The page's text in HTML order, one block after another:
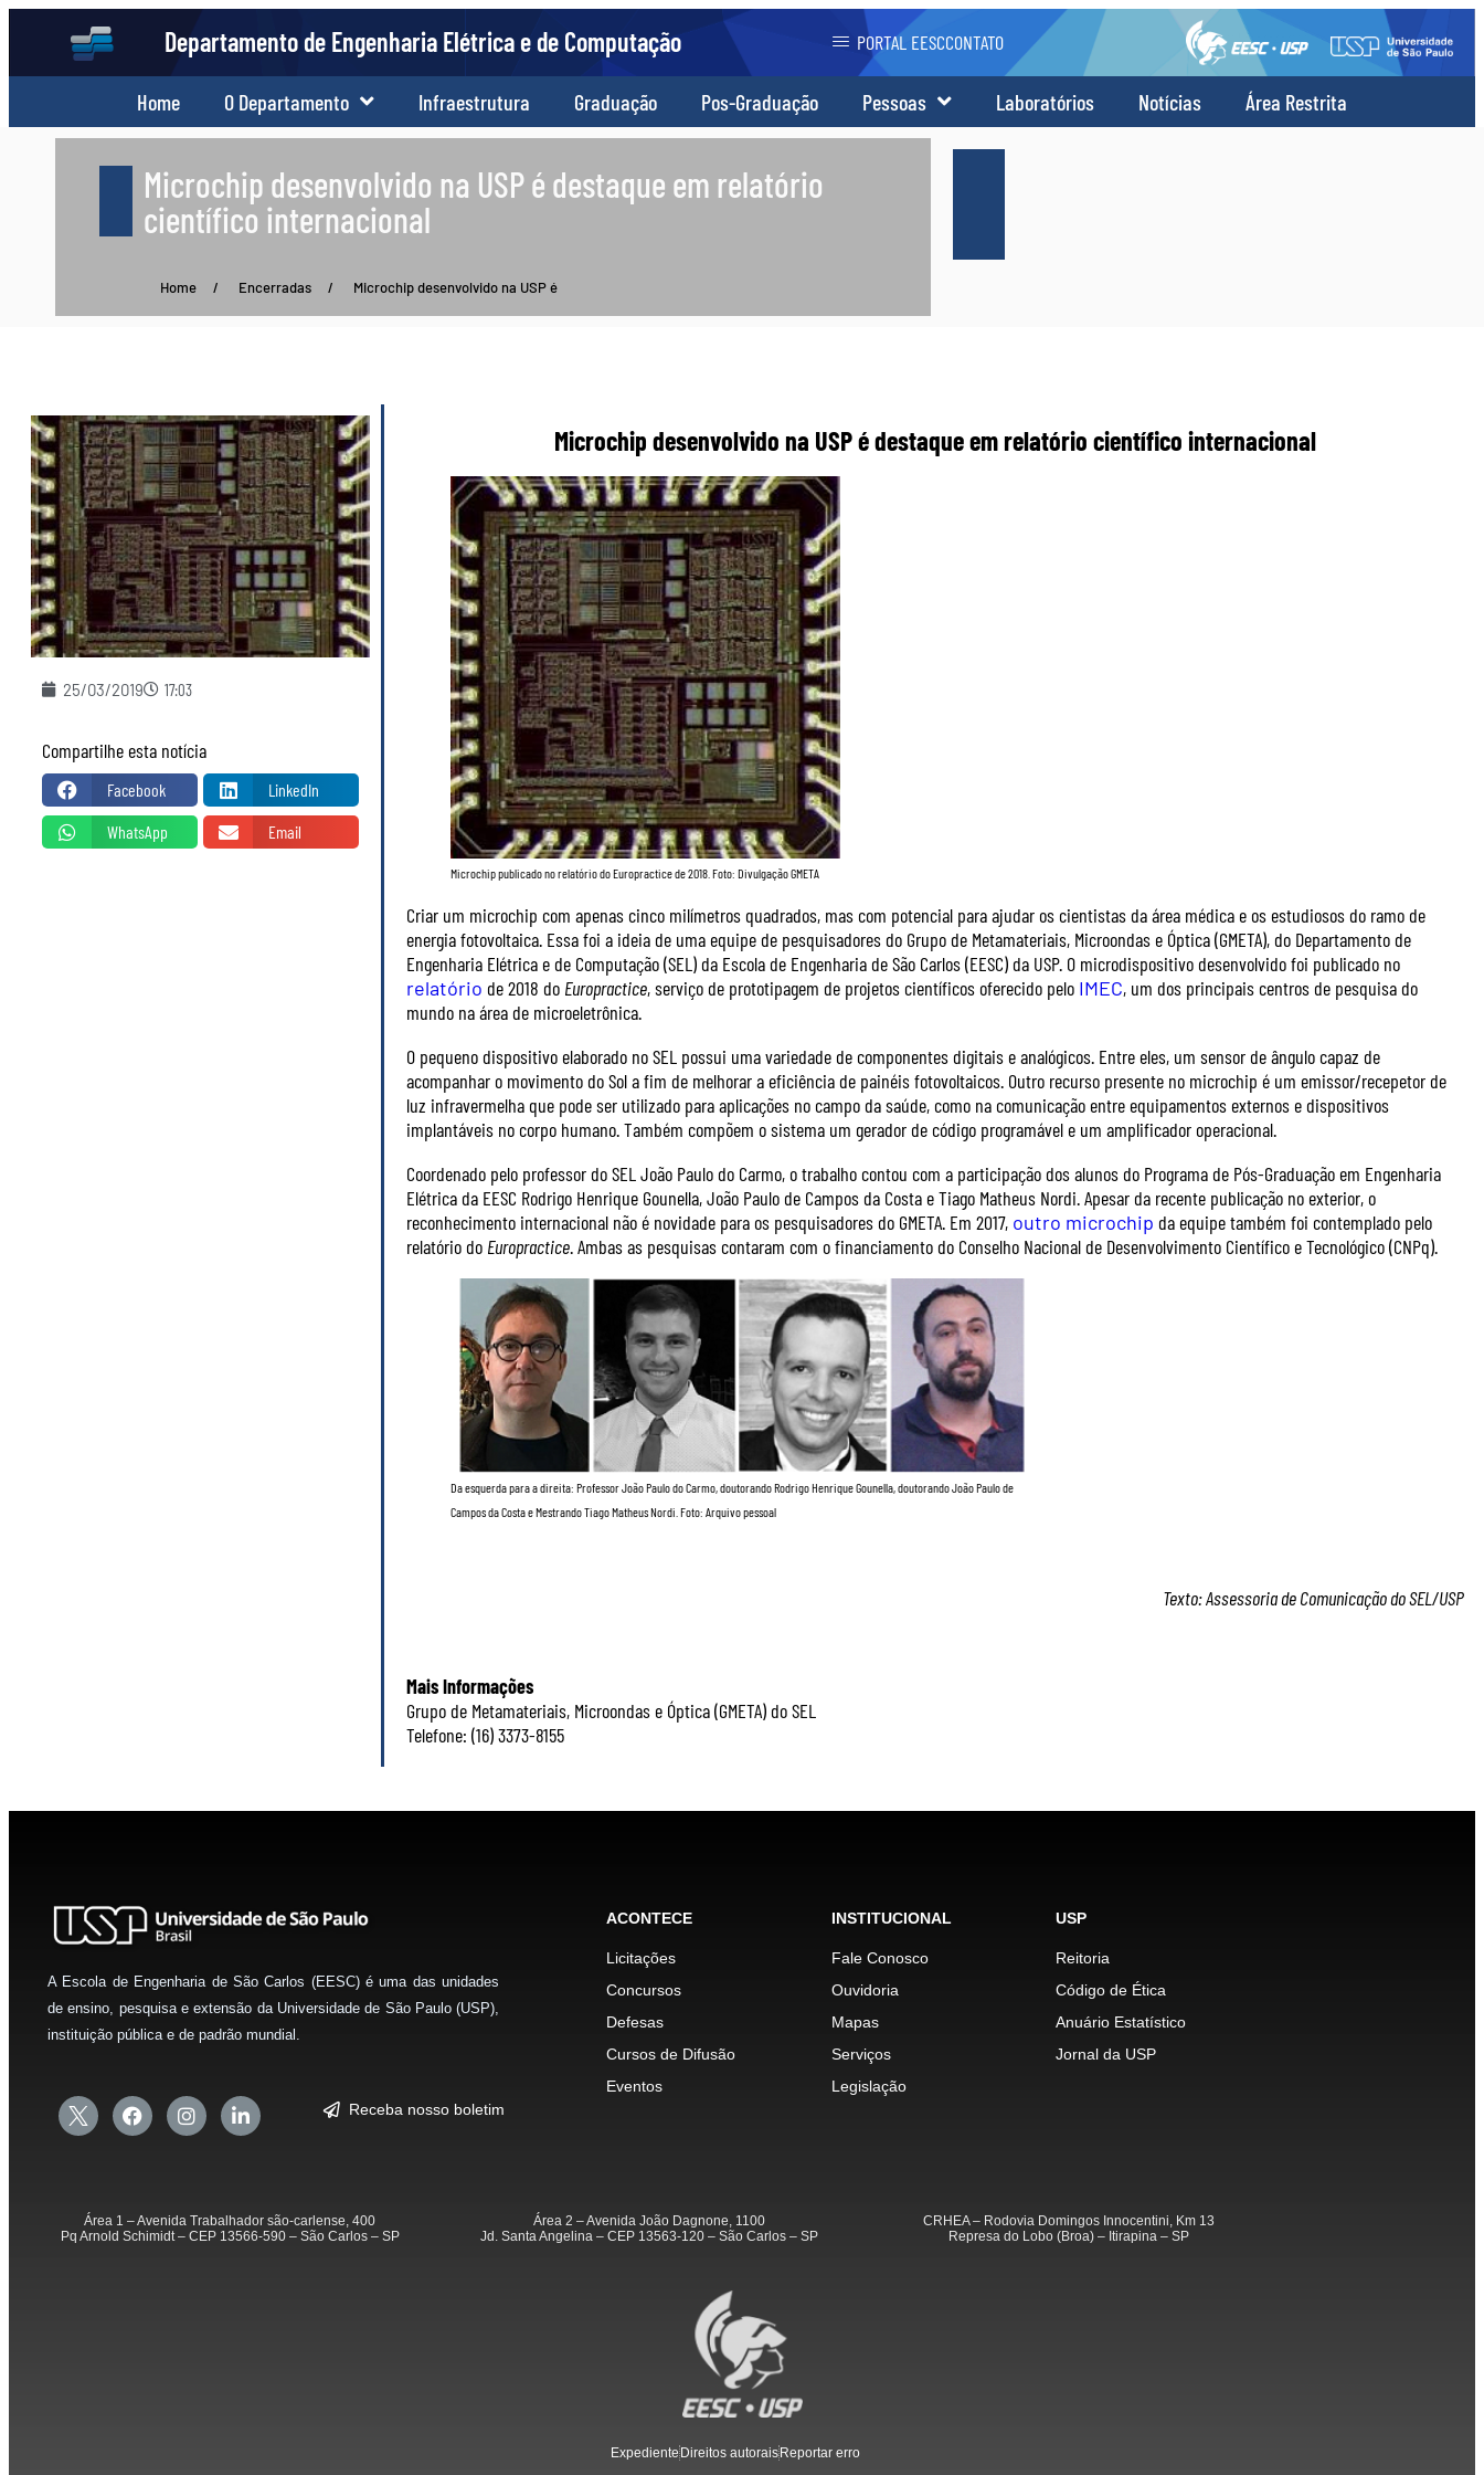
Departamento de Engenharia Elétrica e de Computação PORTAL EESCCONTATO
Home O Departamento Infraestrutura Graduação Pos-Graduação Pessoas Laboratórios Notícias Área Restrita
Microchip desenvolvido na USP é destaque em relatório
científico internacional
Home / Encerradas / Microchip desenvolvido na USP é
25/03/2019 17:03
Compartilhe esta notícia
Facebook
LinkedIn
WhatsApp
Email
Microchip desenvolvido na USP é destaque em relatório científico internacional
Microchip publicado no relatório do Europractice de 2018. Foto: Divulgação GMETA
Criar um microchip com apenas cinco milímetros quadrados, mas com potencial para ajudar os cientistas da área médica e os estudiosos do ramo de
energia fotovoltaica. Essa foi a ideia de uma equipe de pesquisadores do Grupo de Metamateriais, Microondas e Óptica (GMETA), do Departamento de
Engenharia Elétrica e de Computação (SEL) da Escola de Engenharia de São Carlos (EESC) da USP. O microdispositivo desenvolvido foi publicado no
relatório de 2018 do Europractice, serviço de prototipagem de projetos científicos oferecido pelo IMEC, um dos principais centros de pesquisa do
mundo na área de microeletrônica.
O pequeno dispositivo elaborado no SEL possui uma variedade de componentes digitais e analógicos. Entre eles, um sensor de ângulo capaz de
acompanhar o movimento do Sol a fim de melhorar a eficiência de painéis fotovoltaicos. Outro recurso presente no microchip é um emissor/recepetor de
luz infravermelha que pode ser utilizado para aplicações no campo da saúde, como na comunicação entre equipamentos externos e dispositivos
implantáveis no corpo humano. Também compõem o sistema um gerador de código programável e um amplificador operacional.
Coordenado pelo professor do SEL João Paulo do Carmo, o trabalho contou com a participação dos alunos do Programa de Pós-Graduação em Engenharia
Elétrica da EESC Rodrigo Henrique Gounella, João Paulo de Campos da Costa e Tiago Matheus Nordi. Apesar da recente publicação no exterior, o
reconhecimento internacional não é novidade para os pesquisadores do GMETA. Em 2017, outro microchip da equipe também foi contemplado pelo
relatório do Europractice. Ambas as pesquisas contaram com o financiamento do Conselho Nacional de Desenvolvimento Científico e Tecnológico (CNPq).
Da esquerda para a direita: Professor João Paulo do Carmo, doutorando Rodrigo Henrique Gounella, doutorando João Paulo de
Campos da Costa e Mestrando Tiago Matheus Nordi. Foto: Arquivo pessoal
Texto: Assessoria de Comunicação do SEL/USP
Mais Informações
Grupo de Metamateriais, Microondas e Óptica (GMETA) do SEL
Telefone: (16) 3373-8155
A Escola de Engenharia de São Carlos (EESC) é uma das unidades
de ensino, pesquisa e extensão da Universidade de São Paulo (USP),
instituição pública e de padrão mundial.
Receba nosso boletim
ACONTECE
Licitações
Concursos
Defesas
Cursos de Difusão
Eventos
INSTITUCIONAL
Fale Conosco
Ouvidoria
Mapas
Serviços
Legislação
USP
Reitoria
Código de Ética
Anuário Estatístico
Jornal da USP
Área 1 – Avenida Trabalhador são-carlense, 400
Pq Arnold Schimidt – CEP 13566-590 – São Carlos – SP
Área 2 – Avenida João Dagnone, 1100
Jd. Santa Angelina – CEP 13563-120 – São Carlos – SP
CRHEA – Rodovia Domingos Innocentini, Km 13
Represa do Lobo (Broa) – Itirapina – SP
Expediente Direitos autoraisReportar erro